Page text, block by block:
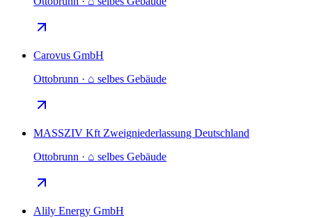
Carovus GmbH
Ottobrunn · ⌂ selbes Gebäude
MASSZIV Kft Zweigniederlassung Deutschland
Ottobrunn · ⌂ selbes Gebäude
Alily Energy GmbH